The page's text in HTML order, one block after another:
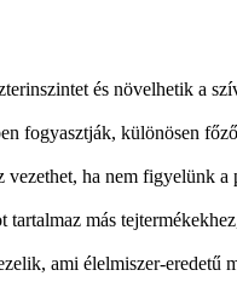
és növelhetik a
fogyasztják, különösen
vezethet, ha nem figyelünk a
más
ami élelmiszer-eredetű